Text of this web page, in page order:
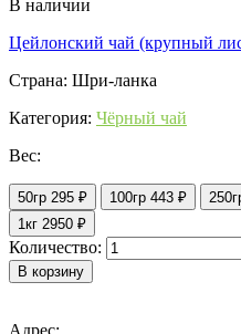
В наличии
Цейлонский чай (крупный
Страна: Шри-ланка
Категория: Чёрный чай
Вес:
50гр 295 ₽ 100гр 443 ₽
1кг 2950 ₽
Количество:
В корзину
Адрес: